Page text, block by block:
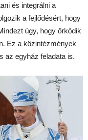
és integrálni a
a fejlődésért, hogy
úgy, hogy őrködik
Ez a közintézmények
az egyház feladata is.